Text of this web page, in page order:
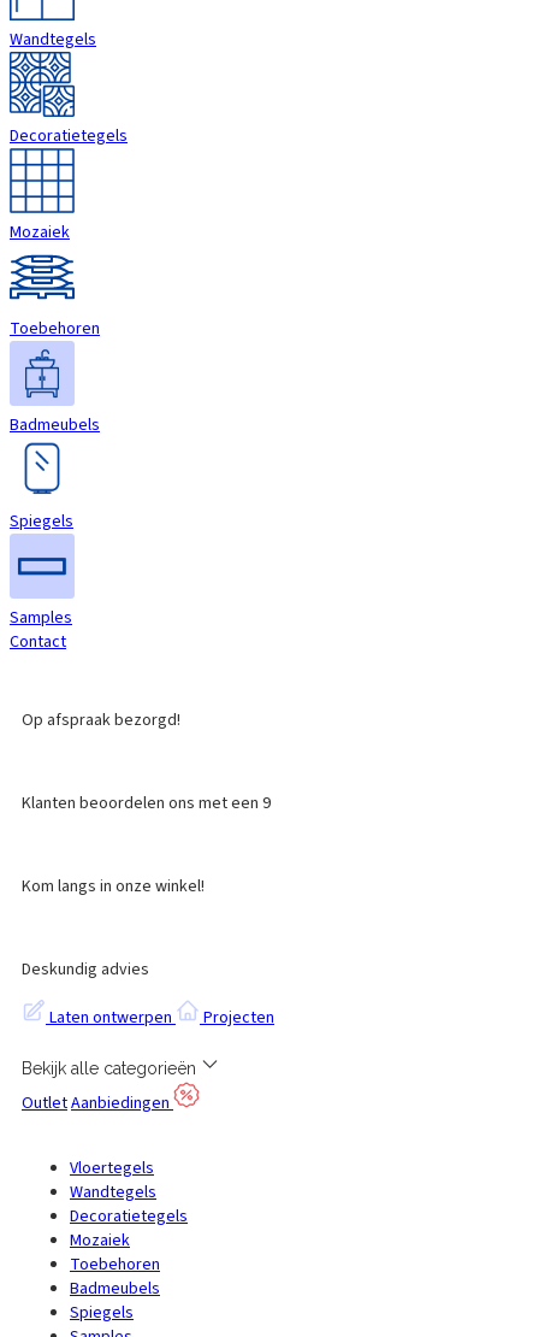
Wandtegels
Decoratietegels
Mozaiek
Toebehoren
Badmeubels
Spiegels
Samples
Contact
Op afspraak bezorgd!
Klanten beoordelen ons met een 9
Kom langs in onze winkel!
Deskundig advies
Laten ontwerpen
Projecten
Bekijk alle categorieën
OutletAanbiedingen
Vloertegels
Wandtegels
Decoratietegels
Mozaiek
Toebehoren
Badmeubels
Spiegels